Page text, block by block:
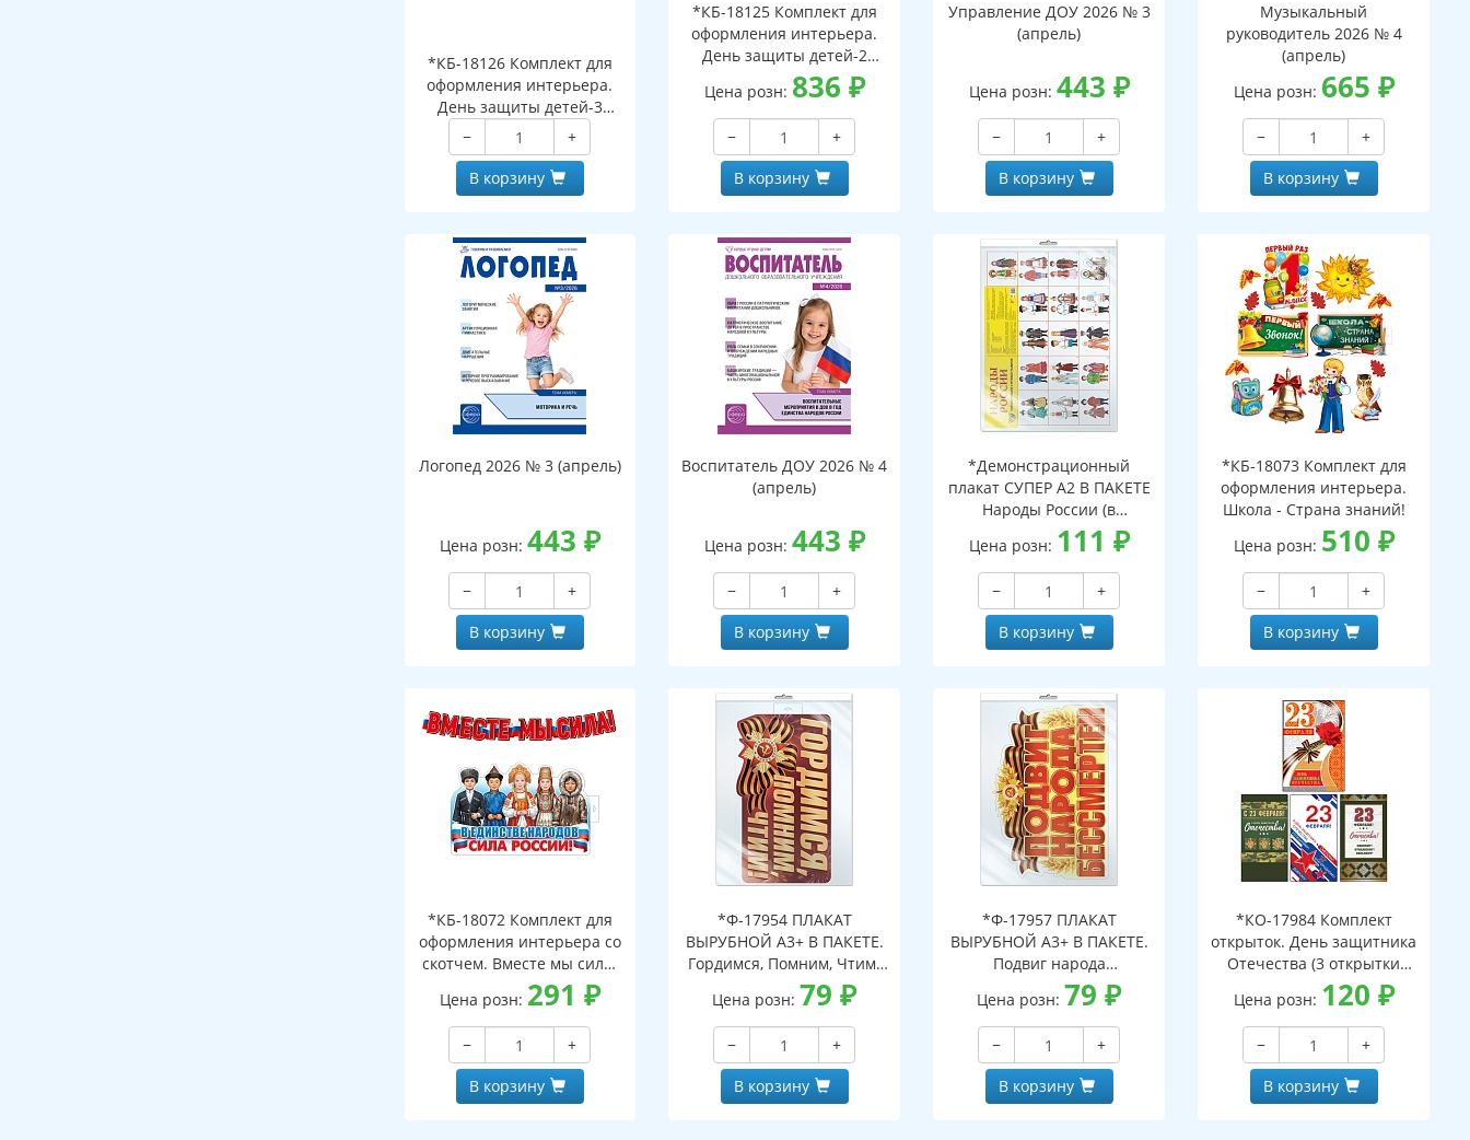
*КБ-18126 Комплект для
оформления интерьера.
День защиты детей-3
(гирлянда 2,3 м, 2 плаката
А3 и 3 фигуры по 20 шт.)
−
+
В корзину
*КБ-18125 Комплект для
оформления интерьера.
День защиты детей-2
(гирлянда 2,3 м с плакатом
А3, плакат А4, 2 фигуры по
1 шт. и 4 фигуры по 20 шт.)
Цена розн: 836 ₽
−
+
В корзину
Управление ДОУ 2026 № 3
(апрель)
Цена розн: 443 ₽
−
+
В корзину
Музыкальный
руководитель 2026 № 4
(апрель)
Цена розн: 665 ₽
−
+
В корзину
Логопед 2026 № 3 (апрель)
Цена розн: 443 ₽
−
+
В корзину
Воспитатель ДОУ 2026 № 4
(апрель)
Цена розн: 443 ₽
−
+
В корзину
*Демонстрационный
плакат СУПЕР А2 В ПАКЕТЕ
Народы России (в
индивидуальной упаковке,
с европодвесом и клеевым
клапаном)
Цена розн: 111 ₽
−
+
В корзину
*КБ-18073 Комплект для
оформления интерьера.
Школа - Страна знаний!
Цена розн: 510 ₽
−
+
В корзину
*КБ-18072 Комплект для
оформления интерьера со
скотчем. Вместе мы сила!
(плакат А3 и гирлянда 1,6
м)
Цена розн: 291 ₽
−
+
В корзину
*Ф-17954 ПЛАКАТ
ВЫРУБНОЙ А3+ В ПАКЕТЕ.
Гордимся, Помним, Чтим!
(двухсторонний, ВД-лак, в
индивидуальной упаковке,
с европодвесом и клеевым
клапаном)
Цена розн: 79₽
−
+
В корзину
*Ф-17957 ПЛАКАТ
ВЫРУБНОЙ А3+ В ПАКЕТЕ.
Подвиг народа
бессмертен.
(двухсторонний, ВД-лак, в
индивидуальной упаковке,
с европодвесом и клеевым
клапаном)
Цена розн: 79₽
−
+
В корзину
*КО-17984 Комплект
открыток. День защитника
Отечества (3 открытки
евроформата и 1 открытка
среднего формата)
Цена розн: 120 ₽
−
+
В корзину